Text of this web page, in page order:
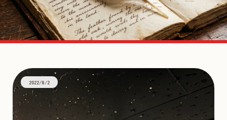
ペレット食
TAG
2022/8/2